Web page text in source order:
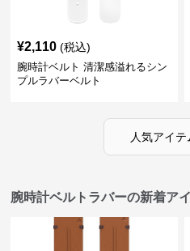
¥2,110 (税込)
腕時計ベルト 清潔感溢れるシン
プルラバーベルト
人気アイ
腕時計ベルトラバーの新着ア